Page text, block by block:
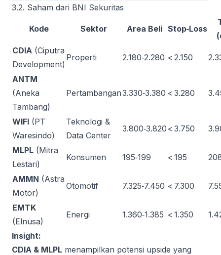
3.2. Saham dari BNI Sekuritas
Kode Sektor Area Beli Stop‑Loss
CDIA (Ciputra
Development)
Properti 2.180‑2.280 < 2.150
ANTM
(Aneka
Tambang)
Pertambangan3.330‑3.380 < 3.280
WIFI (PT
Waresindo)
Teknologi &
Data Center
3.800‑3.820 < 3.750
MLPL (Mitra
Lestari)
Konsumen 195‑199 < 195
AMMN (Astra
Motor)
Otomotif 7.325‑7.450 < 7.300
EMTK
(Elnusa)
Energi 1.360‑1.385 < 1.350
Insight:
CDIA & MLPL menampilkan potensi upside yang